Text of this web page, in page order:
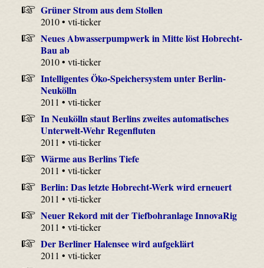
Grüner Strom aus dem Stollen
2010 • vti-ticker
Neues Abwasserpumpwerk in Mitte löst Hobrecht-
Bau ab
2010 • vti-ticker
Intelligentes Öko-Speichersystem unter Berlin-
Neukölln
2011 • vti-ticker
In Neukölln staut Berlins zweites automatisches
Unterwelt-Wehr Regenfluten
2011 • vti-ticker
Wärme aus Berlins Tiefe
2011 • vti-ticker
Berlin: Das letzte Hobrecht-Werk wird erneuert
2011 • vti-ticker
Neuer Rekord mit der Tiefbohranlage InnovaRig
2011 • vti-ticker
Der Berliner Halensee wird aufgeklärt
2011 • vti-ticker